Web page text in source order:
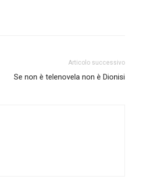
Articolo successivo
Se non è telenovela non è Dionisi